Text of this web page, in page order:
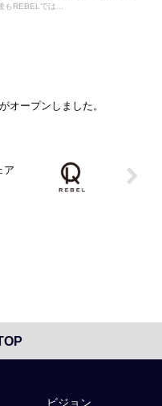
もREBELでは...
オープンしました。
ア
ビジョン